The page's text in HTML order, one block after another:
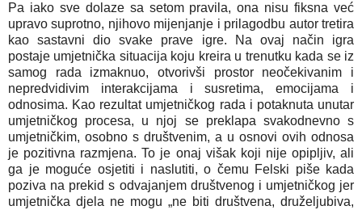
Pa iako sve dolaze sa setom pravila, ona nisu fiksna već
upravo suprotno, njihovo mijenjanje i prilagodbu autor tretira
kao sastavni dio svake prave igre. Na ovaj način igra
postaje umjetnička situacija koju kreira u trenutku kada se iz
samog rada izmaknuo, otvorivši prostor neočekivanim i
nepredvidivim interakcijama i susretima, emocijama i
odnosima. Kao rezultat umjetničkog rada i potaknuta unutar
umjetničkog procesa, u njoj se preklapa svakodnevno s
umjetničkim, osobno s društvenim, a u osnovi ovih odnosa
je pozitivna razmjena. To je onaj višak koji nije opipljiv, ali
ga je moguće osjetiti i naslutiti, o čemu Felski piše kada
poziva na prekid s odvajanjem društvenog i umjetničkog jer
umjetnička djela ne mogu „ne biti društvena, druželjubiva,